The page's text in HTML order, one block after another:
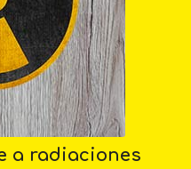
a radiaciones